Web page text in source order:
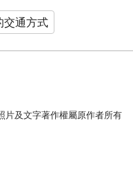
交通方式
片及文字著作權屬原作者所有